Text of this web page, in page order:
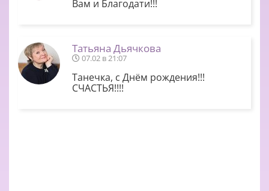
Вам и Благодати!!!
Татьяна Дьячкова
07.02 в 21:07
Танечка, с Днём рождения!!!
СЧАСТЬЯ!!!!